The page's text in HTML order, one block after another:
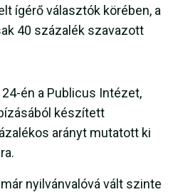
ígérő választók körében, a
40 százalék szavazott
én a Publicus Intézet,
készített
arányt mutatott ki
nyilvánvalóvá vált szinte